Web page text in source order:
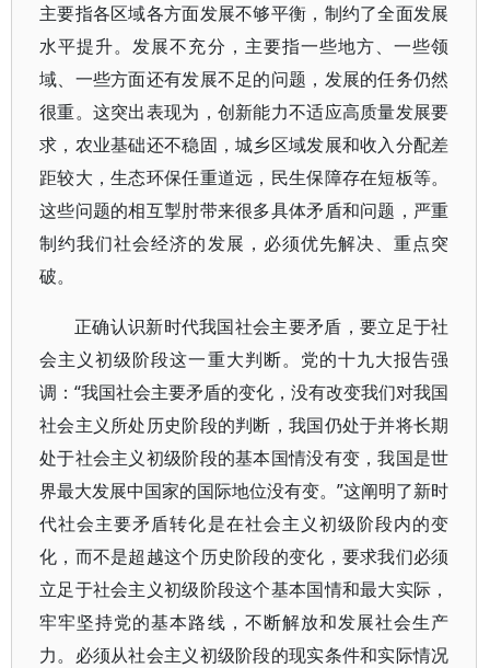
主要指各区域各方面发展不够平衡，制约了全面发展
水平提升。发展不充分，主要指一些地方、一些领
域、一些方面还有发展不足的问题，发展的任务仍然
很重。这突出表现为，创新能力不适应高质量发展要
求，农业基础还不稳固，城乡区域发展和收入分配差
距较大，生态环保任重道远，民生保障存在短板等。
这些问题的相互掣肘带来很多具体矛盾和问题，严重
制约我们社会经济的发展，必须优先解决、重点突
破。
正确认识新时代我国社会主要矛盾，要立足于社
会主义初级阶段这一重大判断。党的十九大报告强
调：“我国社会主要矛盾的变化，没有改变我们对我国
社会主义所处历史阶段的判断，我国仍处于并将长期
处于社会主义初级阶段的基本国情没有变，我国是世
界最大发展中国家的国际地位没有变。”这阐明了新时
代社会主要矛盾转化是在社会主义初级阶段内的变
化，而不是超越这个历史阶段的变化，要求我们必须
立足于社会主义初级阶段这个基本国情和最大实际，
牢牢坚持党的基本路线，不断解放和发展社会生产
力。必须从社会主义初级阶段的现实条件和实际情况